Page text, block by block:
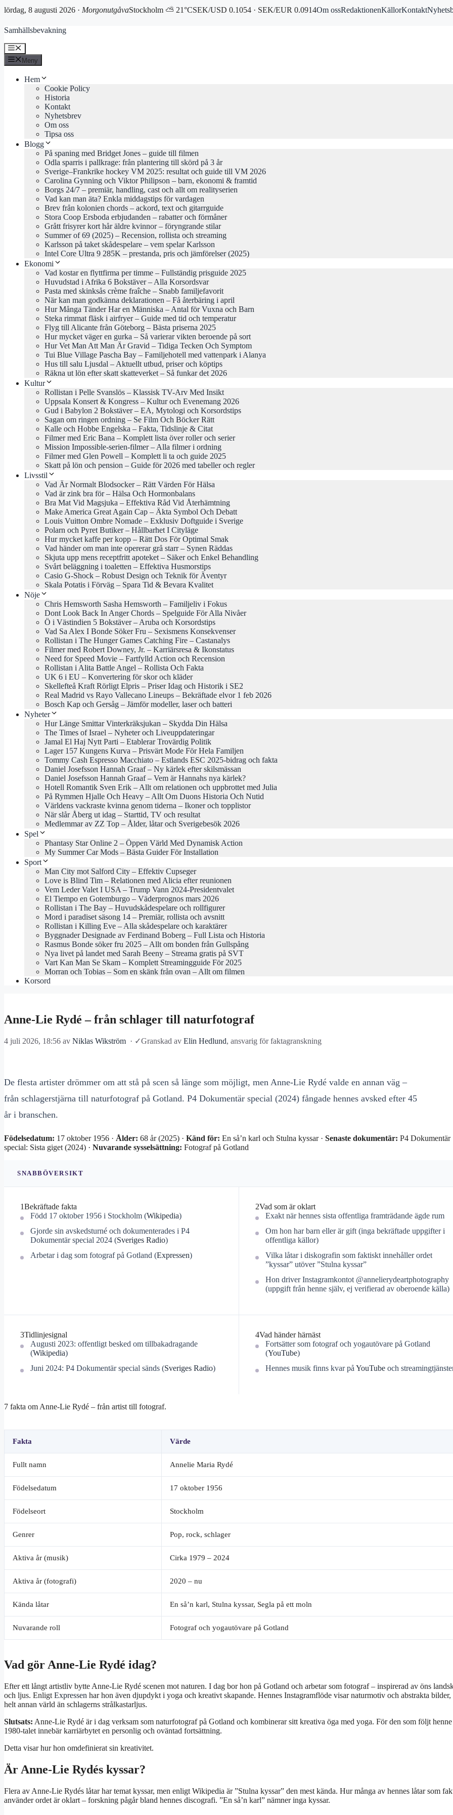
lördag, 8 augusti 2026 · MorgonutgåvaStockholm ⛅ 21°CSEK/USD 0.1054 · SEK/EUR 0.0914Om ossRedaktionenKällorKontakt
till
Samhällsbevakning
Meny
Meny
Hem
Cookie Policy
Historia
Kontakt
Nyhetsbrev
Om oss
Tipsa oss
Blogg
På spaning med Bridget Jones – guide till filmen
Odla sparris i pallkrage: från plantering till skörd på 3 år
Sverige–Frankrike hockey VM 2025: resultat och guide till VM 2026
Carolina Gynning och Viktor Philipson – barn, ekonomi & framtid
Borgs 24/7 – premiär, handling, cast och allt om realityserien
Vad kan man äta? Enkla middagstips för vardagen
Brev från kolonien chords – ackord, text och gitarrguide
Stora Coop Ersboda erbjudanden – rabatter och förmåner
Grått frisyrer kort hår äldre kvinnor – föryngrande stilar
Summer of 69 (2025) – Recension, rollista och streaming
Karlsson på taket skådespelare – vem spelar Karlsson
Intel Core Ultra 9 285K – prestanda, pris och jämförelser (2025)
Ekonomi
Vad kostar en flyttfirma per timme – Fullständig prisguide 2025
Huvudstad i Afrika 6 Bokstäver – Alla Korsordsvar
Pasta med skinksås crème fraîche – Snabb familjefavorit
När kan man godkänna deklarationen – Få återbäring i april
Hur Många Tänder Har en Människa – Antal för Vuxna och Barn
Steka rimmat fläsk i airfryer – Guide med tid och temperatur
Flyg till Alicante från Göteborg – Bästa priserna 2025
Hur mycket väger en gurka – Så varierar vikten beroende på sort
Hur Vet Man Att Man Är Gravid – Tidiga Tecken Och Symptom
Tui Blue Village Pascha Bay – Familjehotell med vattenpark i Alanya
Hus till salu Ljusdal – Aktuellt utbud, priser och köptips
Räkna ut lön efter skatt skatteverket – Så funkar det 2026
Kultur
Rollistan i Pelle Svanslös – Klassisk TV-Arv Med Insikt
Uppsala Konsert & Kongress – Kultur och Evenemang 2026
Gud i Babylon 2 Bokstäver – EA, Mytologi och Korsordstips
Sagan om ringen ordning – Se Film Och Böcker Rätt
Kalle och Hobbe Engelska – Fakta, Tidslinje & Citat
Filmer med Eric Bana – Komplett lista över roller och serier
Mission Impossible-serien-filmer – Alla filmer i ordning
Filmer med Glen Powell – Komplett li ta och guide 2025
Skatt på lön och pension – Guide för 2026 med tabeller och regler
Livsstil
Vad Är Normalt Blodsocker – Rätt Värden För Hälsa
Vad är zink bra för – Hälsa Och Hormonbalans
Bra Mat Vid Magsjuka – Effektiva Råd Vid Återhämtning
Make America Great Again Cap – Äkta Symbol Och Debatt
Louis Vuitton Ombre Nomade – Exklusiv Doftguide i Sverige
Polarn och Pyret Butiker – Hållbarhet I Cityläge
Hur mycket kaffe per kopp – Rätt Dos För Optimal Smak
Vad händer om man inte opererar grå starr – Synen Räddas
Skjuta upp mens receptfritt apoteket – Säker och Enkel Behandling
Svårt beläggning i toaletten – Effektiva Husmorstips
Casio G-Shock – Robust Design och Teknik för Äventyr
Skala Potatis i Förväg – Spara Tid & Bevara Kvalitet
Nöje
Chris Hemsworth Sasha Hemsworth – Familjeliv i Fokus
Dont Look Back In Anger Chords – Spelguide För Alla Nivåer
Ö i Västindien 5 Bokstäver – Aruba och Korsordstips
Vad Sa Alex I Bonde Söker Fru – Sexismens Konsekvenser
Rollistan i The Hunger Games Catching Fire – Castanalys
Filmer med Robert Downey, Jr. – Karriärsresa & Ikonstatus
Need for Speed Movie – Fartfylld Action och Recension
Rollistan i Alita Battle Angel – Rollista Och Fakta
UK 6 i EU – Konvertering för skor och kläder
Skellefteå Kraft Rörligt Elpris – Priser Idag och Historik i SE2
Real Madrid vs Rayo Vallecano Lineups – Bekräftade elvor 1 feb 2026
Bosch Kap och Gersåg – Jämför modeller, laser och batteri
Nyheter
Hur Länge Smittar Vinterkräksjukan – Skydda Din Hälsa
The Times of Israel – Nyheter och Liveuppdateringar
Jamal El Haj Nytt Parti – Etablerar Trovärdig Politik
Lager 157 Kungens Kurva – Prisvärt Mode För Hela Familjen
Tommy Cash Espresso Macchiato – Estlands ESC 2025-bidrag och fakta
Daniel Josefsson Hannah Graaf – Ny kärlek efter skilsmässan
Daniel Josefsson Hannah Graaf – Vem är Hannahs nya kärlek?
Hotell Romantik Sven Erik – Allt om relationen och uppbrottet med Julia
På Rymmen Hjalle Och Heavy – Allt Om Duons Historia Och Nutid
Världens vackraste kvinna genom tiderna – Ikoner och topplistor
När slår Åberg ut idag – Starttid, TV och resultat
Medlemmar av ZZ Top – Ålder, låtar och Sverigebesök 2026
Spel
Phantasy Star Online 2 – Öppen Värld Med Dynamisk Action
My Summer Car Mods – Bästa Guider För Installation
Sport
Man City mot Salford City – Effektiv Cupseger
Love is Blind Tim – Relationen med Alicia efter reunionen
Vem Leder Valet I USA – Trump Vann 2024-Presidentvalet
El Tiempo en Gotemburgo – Väderprognos mars 2026
Rollistan i The Bay – Huvudskådespelare och rollfigurer
Mord i paradiset säsong 14 – Premiär, rollista och avsnitt
Rollistan i Killing Eve – Alla skådespelare och karaktärer
Byggnader Designade av Ferdinand Boberg – Full Lista och Historia
Rasmus Bonde söker fru 2025 – Allt om bonden från Gullspång
Nya livet på landet med Sarah Beeny – Streama gratis på SVT
Vart Kan Man Se Skam – Komplett Streamingguide För 2025
Morran och Tobias – Som en skänk från ovan – Allt om filmen
Korsord
Anne-Lie Rydé – från schlager till naturfotograf
4 juli 2026, 18:56 av Niklas Wikström · ✓Granskad av Elin Hedlund, ansvarig för faktagranskning
De flesta artister drömmer om att stå på scen så länge som möjligt, men Anne-Lie Rydé valde en annan väg –
från schlagerstjärna till naturfotograf på Gotland. P4 Dokumentär special (2024) fångade hennes avsked efter 45
år i branschen.
Födelsedatum: 17 oktober 1956 · Ålder: 68 år (2025) · Känd för: En så’n karl och Stulna kyssar · Senaste dokumentär: P4 Dokumentär
special: Sista giget (2024) · Nuvarande sysselsättning: Fotograf på Gotland
SNABBÖVERSIKT
1Bekräftade fakta
Född 17 oktober 1956 i Stockholm (Wikipedia)
Gjorde sin avskedsturné och dokumenterades i P4
Dokumentär special 2024 (Sveriges Radio)
Arbetar i dag som fotograf på Gotland (Expressen)
2Vad som är oklart
Exakt när hennes sista offentliga framträdande ägde rum
Om hon har barn eller är gift (inga bekräftade uppgifter i
offentliga källor)
Vilka låtar i diskografin som faktiskt innehåller ordet
”kyssar” utöver ”Stulna kyssar”
Hon driver Instagramkontot @annelierydeartphotography
(uppgift från henne själv, ej verifierad av oberoende källa)
3Tidlinjesignal
Augusti 2023: offentligt besked om tillbakadragande
(Wikipedia)
Juni 2024: P4 Dokumentär special sänds (Sveriges Radio)
4Vad händer härnäst
Fortsätter som fotograf och yogautövare på Gotland
(YouTube)
Hennes musik finns kvar påYouTubeoch
7 fakta om Anne-Lie Rydé – från artist till fotograf.
Fakta Värde
Fullt namn Annelie Maria Rydé
Födelsedatum 17 oktober 1956
Födelseort Stockholm
Genrer Pop, rock, schlager
Aktiva år (musik) Cirka 1979 – 2024
Aktiva år (fotografi) 2020 – nu
Kända låtar En så’n karl, Stulna kyssar, Segla på ett moln
Nuvarande roll Fotograf och yogautövare på Gotland
Vad gör Anne-Lie Rydé idag?
Efter ett långt artistliv bytte Anne-Lie Rydé scenen mot naturen. I dag bor hon på Gotland och arbetar som fotograf – inspirerad av öns
och ljus. Enligt Expressen har hon även djupdykt i yoga och kreativt skapande. Hennes Instagramflöde visar naturmotiv och abstrakta bilder,
helt annan värld än schlagerns strålkastarljus.
Slutsats: Anne-Lie Rydé är i dag verksam som naturfotograf på Gotland och kombinerar sitt kreativa öga med yoga. För den som följt henne
1980-talet innebär karriärbytet en personlig och oväntad fortsättning.
Detta visar hur hon omdefinierat sin kreativitet.
Är Anne-Lie Rydés kyssar?
Flera av Anne-Lie Rydés låtar har temat kyssar, men enligt Wikipedia är ”Stulna kyssar” den mest kända. Hur många av hennes låtar som
använder ordet är oklart – forskning pågår bland hennes discografi. ”En så’n karl” nämner inga kyssar.